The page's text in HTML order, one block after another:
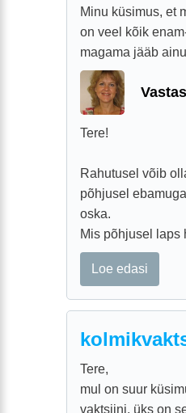
Minu küsimus, et
on veel kõik
magama jääb
Tere!
Rahutusel võib
põhjusel
oska.
Mis põhjusel laps
Loe edasi
Tere,
mul on suur
vaktsiini, üks on